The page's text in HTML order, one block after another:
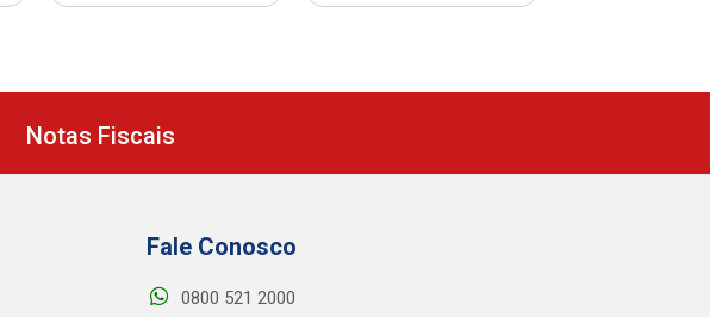
Notas Fiscais
Fale Conosco
0800 521 2000